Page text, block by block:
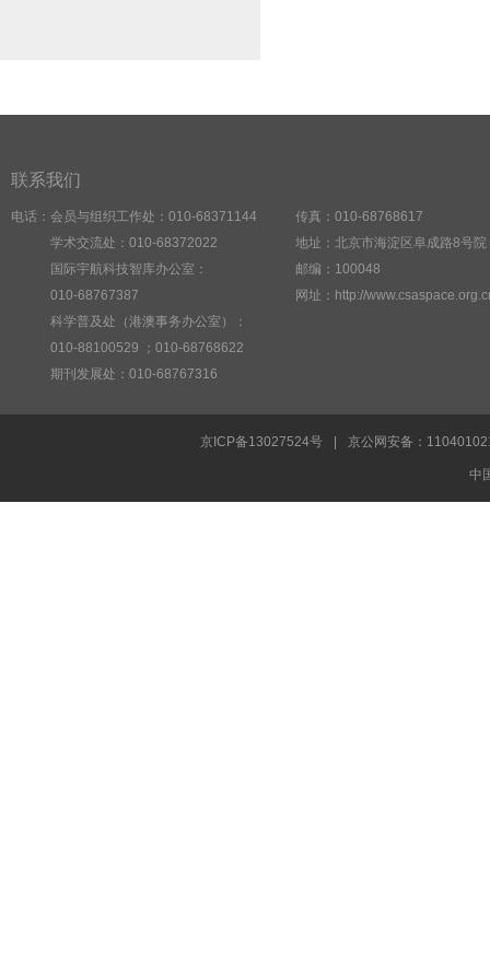
联系我们
电话：会员与组织工作处：010-68371144
学术交流处：010-68372022
国际宇航科技智库办公室：
010-68767387
科学普及处（港澳事务办公室）：
010-88100529 ；010-68768622
期刊发展处：010-68767316
传真：010-68768617
地址：北京市海淀区阜成路8号院
邮编：100048
网址：http://
京ICP备13027524号 京公网安备：
中